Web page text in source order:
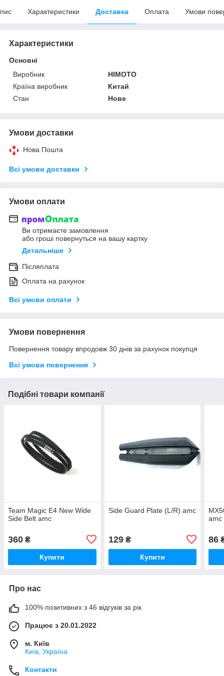
Характеристики Доставка Оплата Умови
Характеристики
Основні
Виробник
HIMOTO
Країна виробник
Китай
Стан
Нове
Умови доставки
Нова Пошта
Всі умови доставки
Умови оплати
Ви отримаєте замовлення
або гроші повернуться на вашу картку
Детальніше
Післяплата
Оплата на рахунок
Всі умови оплати
Умови повернення
Повернення товару впродовж 30 днів за рахунок покупця
Всі умови повернення
Подібні товари компанії
Team Magic E4 New Wide
Side Belt amc
360 ₴
Купити
Side Guard Plate (L/R) amc
129₴
Купити
amc
86
Про нас
100% позитивних з 46 відгуків за рік
Працює з 20.01.2022
м. Київ
Київ, Україна
Контакти